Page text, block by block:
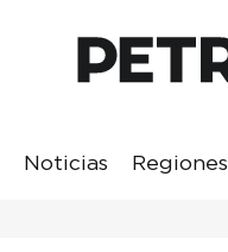
Noticias Regiones